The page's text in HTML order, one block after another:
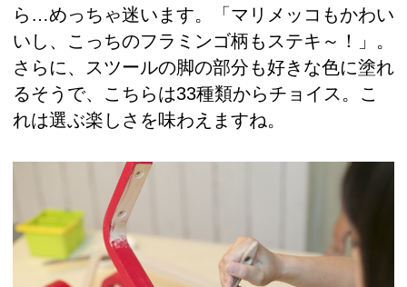
ら…めっちゃ迷います。「マリメッコもかわい
いし、こっちのフラミンゴ柄もステキ～！」。
さらに、スツールの脚の部分も好きな色に塗れ
るそうで、こちらは33種類からチョイス。こ
れは選ぶ楽しさを味わえますね。